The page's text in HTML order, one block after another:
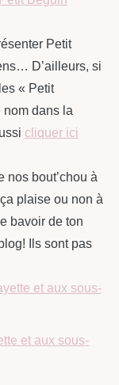
Petit
D’ailleurs, si
« Petit
nom dans la
cliquer ici
nos bout’chou à
plaise ou non à
bavoir de ton
Ils sont pas
et aux sous-